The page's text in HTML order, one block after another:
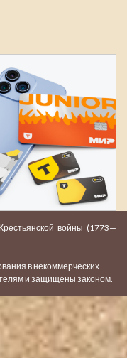
войны (1773—
в некоммерческих
и защищены законом.